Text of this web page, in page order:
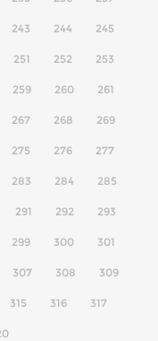
243 244 245
251 252 253
259 260 261
267 268 269
275 276 277
283 284 285
291 292 293
299 300 301
307 308 309
315 316 317